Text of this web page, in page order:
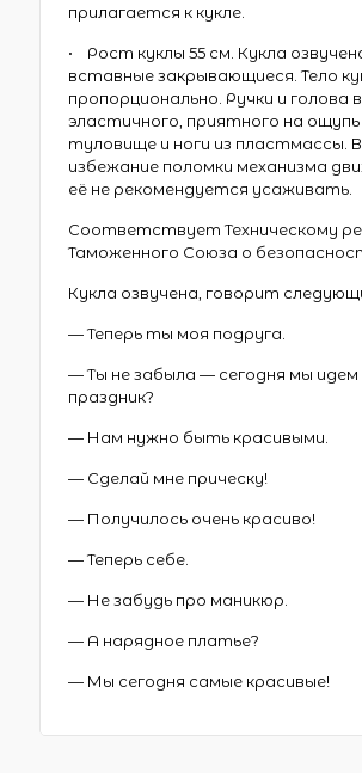
прилагается к кукле.
• Рост куклы 55 см. Кукла
вставные закрывающиеся. Тело
пропорционально. Ручки и голова
эластичного, приятного на ощупь
туловище и ноги из пластмассы.
избежание поломки механизма
её не рекомендуется усаживать.
Соответствует Техническому
Таможенного Союза о
Кукла озвучена, говорит
— Теперь ты моя подруга.
— Ты не забыла — сегодня мы идем
праздник?
— Нам нужно быть красивыми.
— Сделай мне прическу!
— Получилось очень красиво!
— Теперь себе.
— Не забудь про маникюр.
— А нарядное платье?
— Мы сегодня самые красивые!